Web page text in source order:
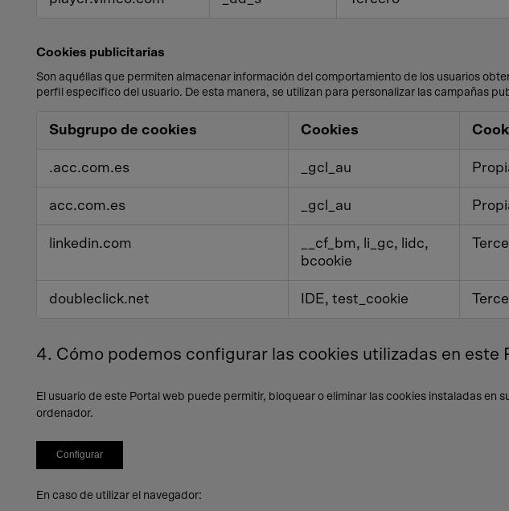
Cookies publicitarias
Son aquéllas que permiten almacenar información del comportamiento de los usuarios
perfil especifico del usuario. De esta manera, se utilizan para personalizar las campañas
Cookies
publicitarias
Subgrupo de cookies Cookies
.acc.com.es _gcl_au
acc.com.es _gcl_au
linkedin.com
__cf_bm, li_gc, lidc,
bcookie
doubleclick.net IDE, test_cookie
4. Cómo podemos configurar las cookies utilizadas en este
El usuario de este Portal web puede permitir, bloquear o eliminar las cookies instaladas
ordenador.
Configurar
En caso de utilizar el navegador: